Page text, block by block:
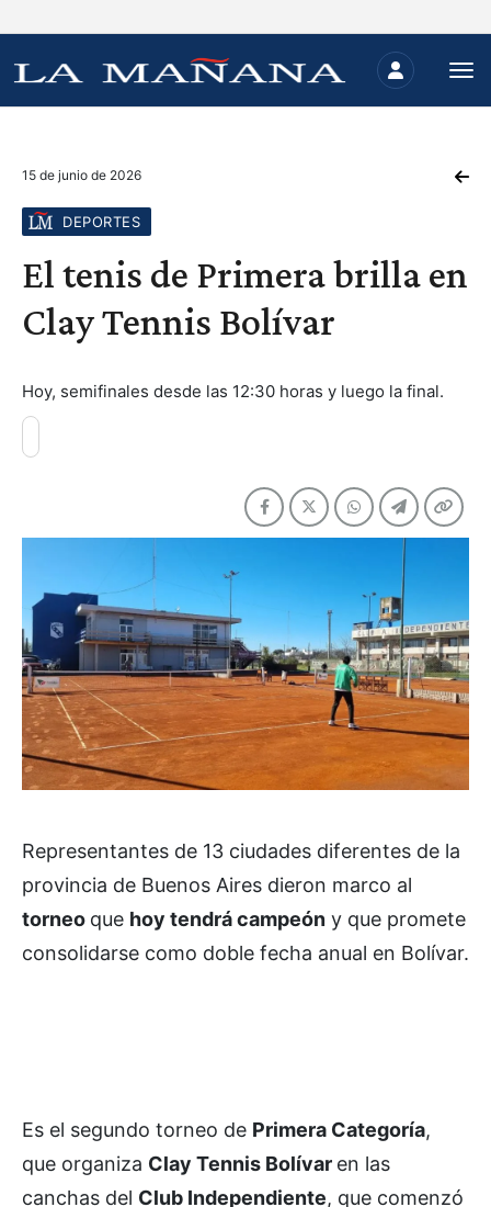
15 de junio de 2026
DEPORTES
El tenis de Primera brilla en
Clay Tennis Bolívar
Hoy, semifinales desde las 12:30 horas y luego la final.
Representantes de 13 ciudades diferentes de la
provincia de Buenos Aires dieron marco al
torneo que hoy tendrá campeón y que promete
consolidarse como doble fecha anual en Bolívar.
Es el segundo torneo de Primera Categoría,
que organiza Clay Tennis Bolívar en las
canchas del Club Independiente, que comenzó